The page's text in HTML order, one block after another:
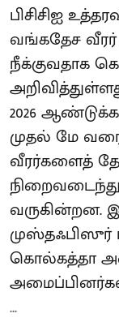
பிசிசிஐ
வங்கதேச
நீக்குவதாக
2026
முதல் மே
வீரர்களைத்
வருகின்றன.
கொல்கத்தா
...